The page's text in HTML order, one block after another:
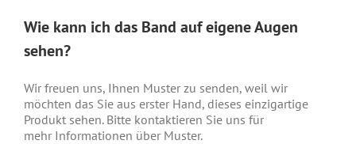
Wie kann ich das Band auf eigene Augen
sehen?
Wir freuen uns, Ihnen Muster zu senden, weil wir
möchten das Sie aus erster Hand, dieses einzigartige
Produkt sehen. Bitte kontaktieren Sie uns für
mehr Informationen über Muster.